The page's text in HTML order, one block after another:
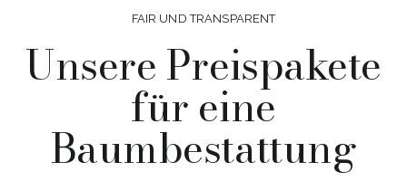
FAIR UND TRANSPARENT
Unsere Preispakete
für eine
Baumbestattung